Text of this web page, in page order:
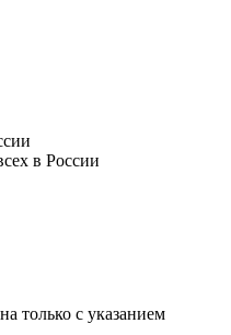
в России
только с указанием